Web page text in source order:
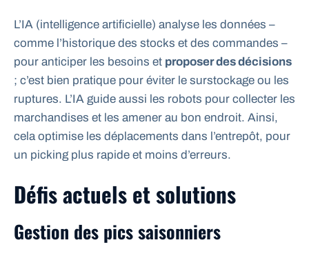
L’IA (intelligence artificielle) analyse les données –
comme l’historique des stocks et des commandes –
pour anticiper les besoins et proposer des décisions
; c’est bien pratique pour éviter le surstockage ou les
ruptures. L’IA guide aussi les robots pour collecter les
marchandises et les amener au bon endroit. Ainsi,
cela optimise les déplacements dans l’entrepôt, pour
un picking plus rapide et moins d’erreurs.
Défis actuels et solutions
Gestion des pics saisonniers